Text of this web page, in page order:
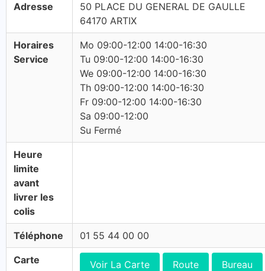
Adresse
50 PLACE DU GENERAL DE GAULLE
64170 ARTIX
Horaires
Service
Mo 09:00-12:00 14:00-16:30
Tu 09:00-12:00 14:00-16:30
We 09:00-12:00 14:00-16:30
Th 09:00-12:00 14:00-16:30
Fr 09:00-12:00 14:00-16:30
Sa 09:00-12:00
Su Fermé
Heure
limite
avant
livrer les
colis
Téléphone 01 55 44 00 00
Carte Voir La Carte Route Bureau